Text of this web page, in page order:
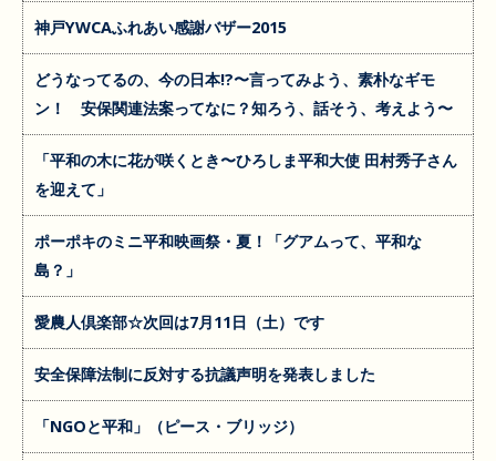
神戸YWCAふれあい感謝バザー2015
どうなってるの、今の日本!?〜言ってみよう、素朴なギモ
ン！ 安保関連法案ってなに？知ろう、話そう、考えよう〜
「平和の木に花が咲くとき〜ひろしま平和大使 田村秀子さん
を迎えて」
ポーポキのミニ平和映画祭・夏！「グアムって、平和な
島？」
愛農人倶楽部☆次回は7月11日（土）です
安全保障法制に反対する抗議声明を発表しました
「NGOと平和」（ピース・ブリッジ）